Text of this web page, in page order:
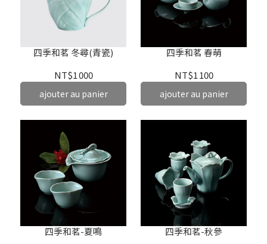
四季和茗 冬尋(青瓷)
NT$1 000
ajouter au panier
四季和茗 春萌
NT$1 100
ajouter au panier
四季和茗-夏鳴
四季和茗-秋參